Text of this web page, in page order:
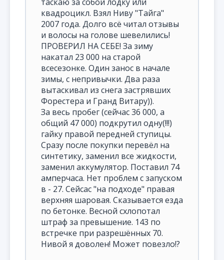
квадроцикл. Взял Ниву "Тайга"
2007 года. Долго всё читал отзывы
и волосы на голове шевелились!
ПРОВЕРИЛ НА СЕБЕ! За зиму
накатал 23 000 на старой
всесезонке. Один занос в начале
зимы, с непривычки. Два раза
вытаскивал из снега застрявших
Форестера и Гранд Витару)).
За весь пробег (сейчас 36 000, а
общий 47 000) подкрутил одну(!!!)
гайку правой передней ступицы.
Сразу после покупки перевёл на
синтетику, заменил все жидкости,
заменил аккумулятор. Поставил 74
амперчаса. Нет проблем с запуском
в - 27. Сейсас "на подходе" правая
верхняя шаровая. Сказывается езда
по бетонке. Весной схлопотал
штраф за превышение. 143 по
встречке при разрешённых 70.
Нивой я доволен! Может повезло!?